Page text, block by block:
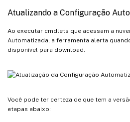
Atualizando a Configuração
Ao executar cmdlets que acessam a
Automatizada, a ferramenta alerta
disponível para download.
Você pode ter certeza de que tem a
etapas abaixo: